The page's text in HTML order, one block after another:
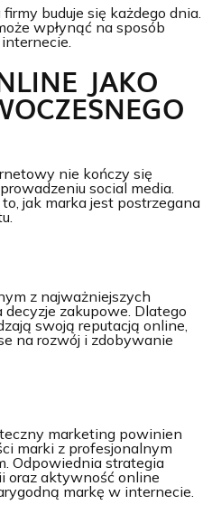
buduje się każdego dnia.
wpłynąć na sposób
JAKO
nie kończy się
social media.
jak marka jest postrzegana
z najważniejszych
zakupowe. Dlatego
swoją reputacją online,
na rozwój i zdobywanie
marketing powinien
marki z profesjonalnym
Odpowiednia strategia
oraz aktywność online
markę w internecie.